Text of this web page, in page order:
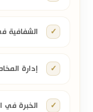
الشفافية
إدارة
الخبرة في